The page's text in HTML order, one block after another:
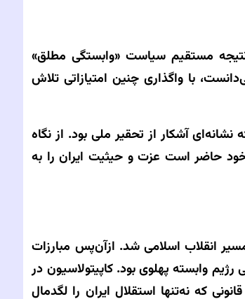
نتیجه مستقیم سیاست «وابستگی مطلق»
با واگذاری چنین امتیازاتی تلاش
نشانه‌ای آشکار از تحقیر ملی بود. از نگاه
حاضر است عزت و حیثیت ایران را به
انقلاب اسلامی شد. ازآن‌پس مبارزات
وابسته پهلوی بود. کاپیتولاسیون در
که نه‌تنها استقلال ایران را لگدمال